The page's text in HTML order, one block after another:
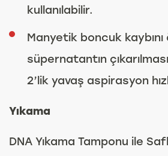
kullanılabilir.
Manyetik boncuk
süpernatantın
2’lik yavaş aspirasyon
Yıkama
DNA Yıkama Tamponu ile